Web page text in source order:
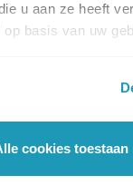
u aan ze heeft
op basis van uw
cookies toestaan
Copyright KommaGo
voorwaarden